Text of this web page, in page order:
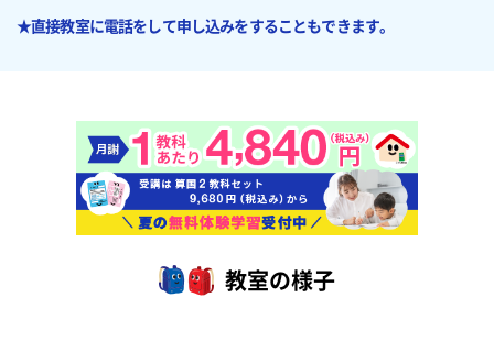
★直接教室に電話をして申し込みをすることもできます。
教室の様子